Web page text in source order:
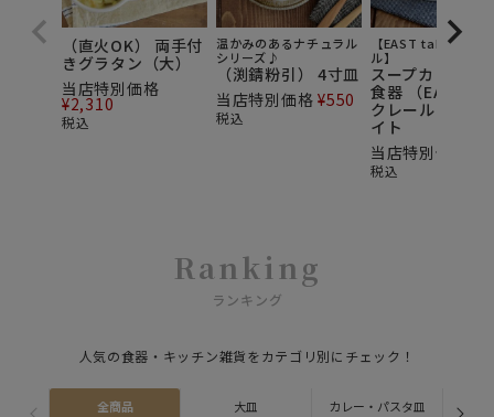
（直火OK） 両手付
きグラタン（大）
当店特別価格
¥2,310
税込
温かみのあるナチュラル
シリーズ♪
（渕錆粉引） 4寸皿
当店特別価格 ¥550
税込
【EAST tableオリ
ル】
スープカップ 白
食器 （EAST限
クレール clair
イト
当店特別価格
税込
Ranking
ランキング
人気の食器・キッチン雑貨をカテゴリ別にチェック！
全商品 大皿 カレー・パスタ皿